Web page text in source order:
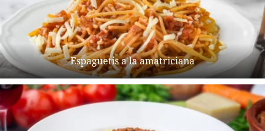
Espaguetis a la amatriciana